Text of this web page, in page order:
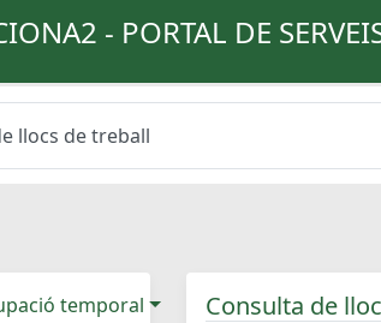
- PORTAL DE
llocs de treball
temporal
Consulta de